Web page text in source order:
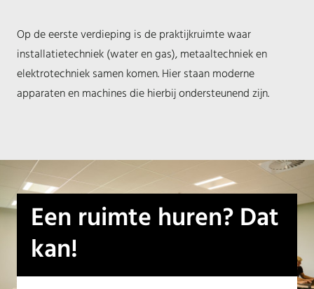
Op de eerste verdieping is de praktijkruimte waar
installatietechniek (water en gas), metaaltechniek en
elektrotechniek samen komen. Hier staan moderne
apparaten en machines die hierbij ondersteunend zijn.
Een ruimte huren? Dat
kan!